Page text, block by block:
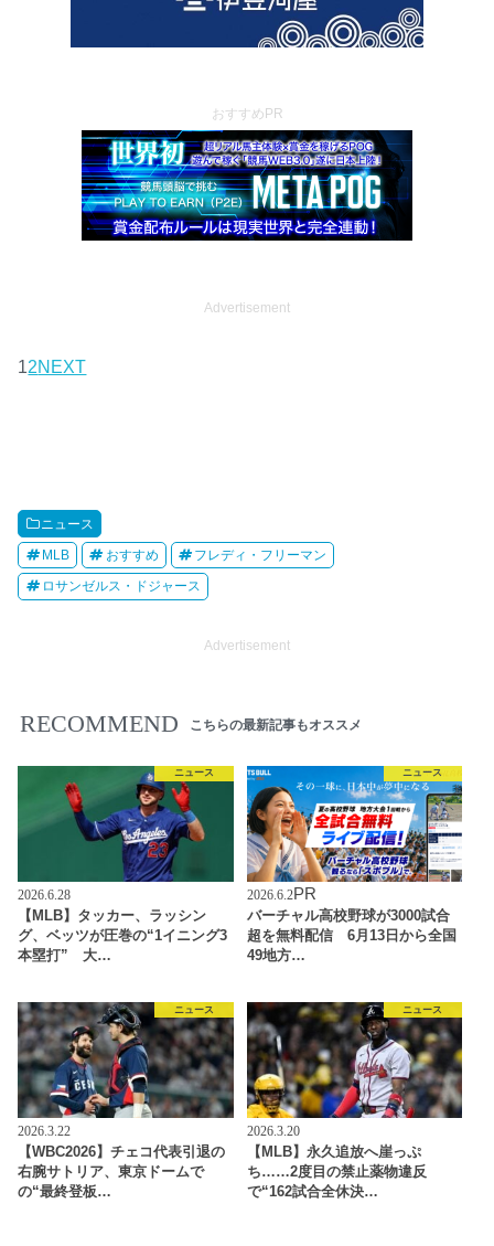
おすすめPR
Advertisement
12NEXT
ニュース
MLB おすすめ フレディ・フリーマン
ロサンゼルス・ドジャース
Advertisement
RECOMMEND こちらの最新記事もオススメ
ニュース
2026.6.28
【MLB】タッカー、ラッシン
グ、ベッツが圧巻の“1イニング3
本塁打” 大…
ニュース
2026.6.2PR
バーチャル高校野球が3000試合
超を無料配信 6月13日から全国
49地方…
ニュース
2026.3.22
【WBC2026】チェコ代表引退の
右腕サトリア、東京ドームで
の“最終登板…
ニュース
2026.3.20
【MLB】永久追放へ崖っぷ
ち……2度目の禁止薬物違反
で“162試合全休決…